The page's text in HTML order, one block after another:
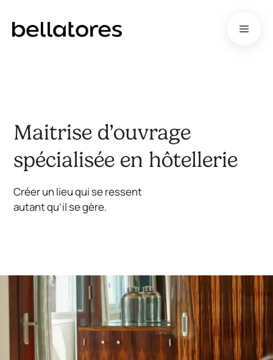
contenu
Menu
Maitrise d’ouvrage
spécialisée en hôtellerie
Créer un lieu qui se ressent
autant qu’il se gère.